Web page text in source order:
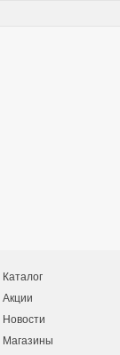
Каталог
Акции
Новости
Магазины